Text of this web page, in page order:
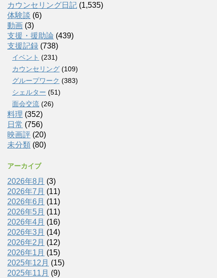
カウンセリング日記 (1,535)
体験談 (6)
動画 (3)
支援・援助論 (439)
支援記録 (738)
イベント (231)
カウンセリング (109)
グループワーク (383)
シェルター (51)
面会交流 (26)
料理 (352)
日常 (756)
映画評 (20)
未分類 (80)
アーカイブ
2026年8月 (3)
2026年7月 (11)
2026年6月 (11)
2026年5月 (11)
2026年4月 (16)
2026年3月 (14)
2026年2月 (12)
2026年1月 (15)
2025年12月 (15)
2025年11月 (9)